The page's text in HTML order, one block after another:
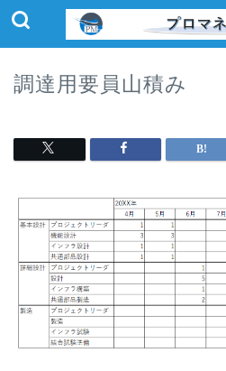
調達用要員山積み